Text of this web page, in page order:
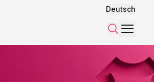
Deutsch
Suchen
Menü